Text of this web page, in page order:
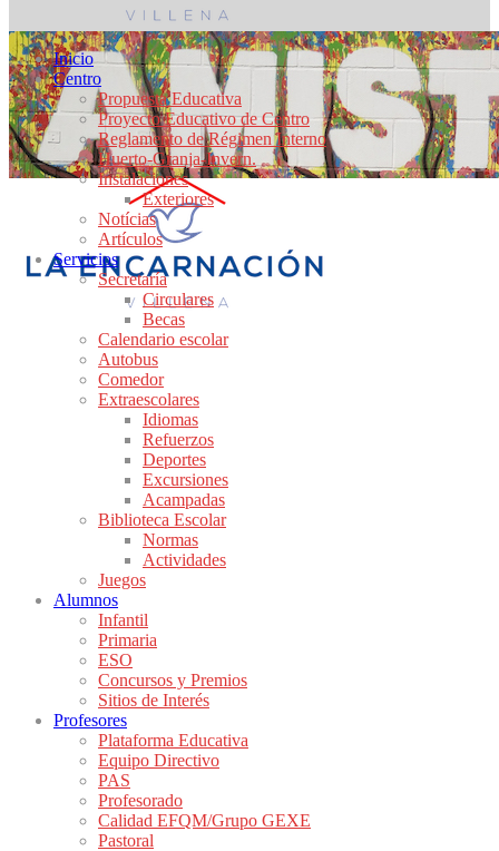
Inicio
Centro
Propuesta Educativa
Proyecto Educativo de Centro
Reglamento de Régimen Interno
Huerto-Granja-Invern.
Instalaciones
Exteriores
Notícias
Artículos
Servicios
Secretaría
Circulares
Becas
Calendario escolar
Autobus
Comedor
Extraescolares
Idiomas
Refuerzos
Deportes
Excursiones
Acampadas
Biblioteca Escolar
Normas
Actividades
Juegos
Alumnos
Infantil
Primaria
ESO
Concursos y Premios
Sitios de Interés
Profesores
Plataforma Educativa
Equipo Directivo
PAS
Profesorado
Calidad EFQM/Grupo GEXE
Pastoral